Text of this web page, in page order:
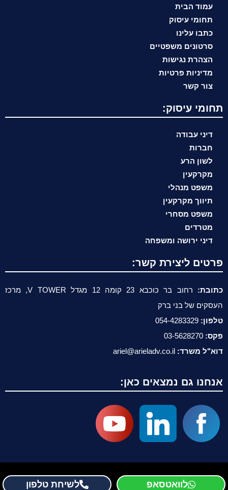
עמוד הבית
תחומי עיסוק
כתבו עלינו
סרטונים משפטיים
הצהרת נגישות
מדיניות פרטיות
צור קשר
תחומי עיסוק:
דיני עבודה
חברות
לשון הרע
מקרקעין
משפט מנהלי
תיווך מקרקעין
משפט מסחרי
מטרדים
דיני ירושה ומשפחה
פרטים ליצירת קשר:
כתובת:
רחוב בר כוכבא 23 קומה 12 מגדל V TOWER, מרכז
העסקים של בני ברק
טלפון: 054-4283329
פקס: 03-5628270
דוא"ל משרד: ariel@arieladv.co.il
אנחנו גם נמצאים כאן:
לוואטסאפ לשיחת טלפון